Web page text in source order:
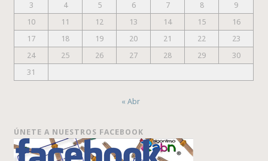
3
4 5 6 7 8
9
10
11 12 13 14 15
16
17
18 19 20 21 22
23
24
25 26 27 28 29
30
31
« Abr
ÚNETE A NUESTROS FACEBOOK